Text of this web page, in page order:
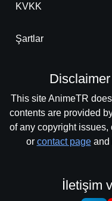
KVKK
Şartlar
This site AnimeTR
contents are provided
of any copyright issues,
or contact pageand
İletişim